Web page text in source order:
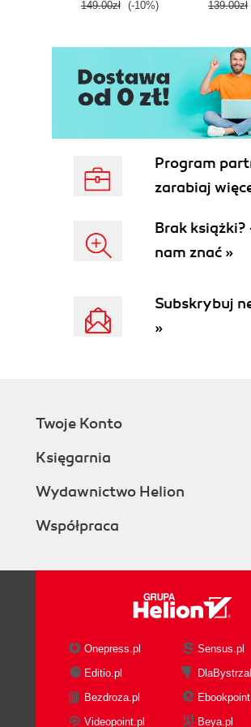
149.00zł (-10%) 139.00zł
Program
zarabiaj
Brak książki?
nam znać »
Subskrybuj
»
Twoje Konto
Księgarnia
Wydawnictwo Helion
Współpraca
Onepress.pl
Sensus.pl
Editio.pl
Bezdroza.pl
Videopoint.pl
Beya.pl